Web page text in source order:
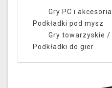
Gry PC i akcesoria
Podkładki pod mysz
Gry towarzyskie /
Podkładki do gier